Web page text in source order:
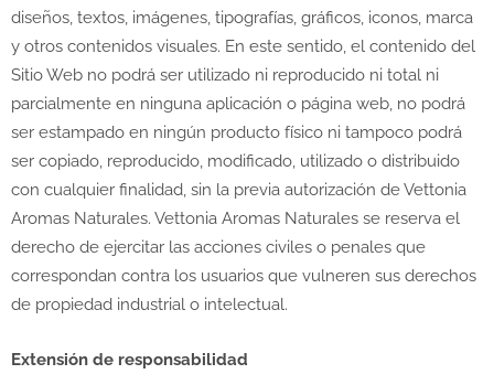
diseños, textos, imágenes, tipografías, gráficos, iconos, marca
y otros contenidos visuales. En este sentido, el contenido del
Sitio Web no podrá ser utilizado ni reproducido ni total ni
parcialmente en ninguna aplicación o página web, no podrá
ser estampado en ningún producto físico ni tampoco podrá
ser copiado, reproducido, modificado, utilizado o distribuido
con cualquier finalidad, sin la previa autorización de Vettonia
Aromas Naturales. Vettonia Aromas Naturales se reserva el
derecho de ejercitar las acciones civiles o penales que
correspondan contra los usuarios que vulneren sus derechos
de propiedad industrial o intelectual.
Extensión de responsabilidad